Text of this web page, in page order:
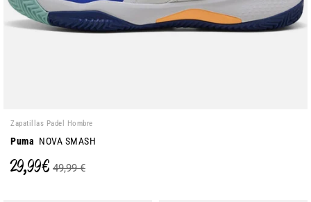
Zapatillas Padel Hombre
Puma NOVA SMASH
29,99 € 49,99 €